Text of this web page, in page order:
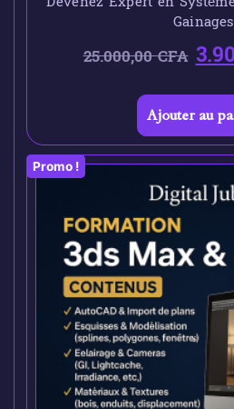
Gainages
25.000,00CFA
Ajouter au
Promo !